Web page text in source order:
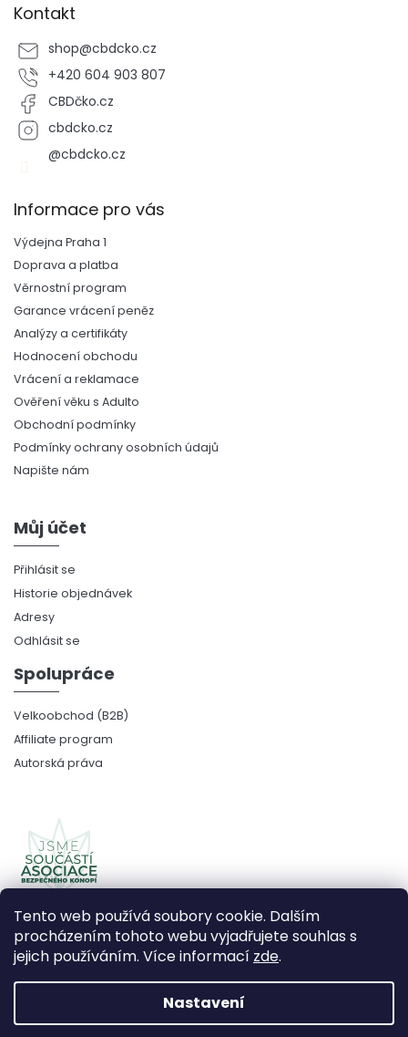
Tento web používá soubory cookie. Dalším
procházením tohoto webu vyjadřujete souhlas s
jejich používáním. Více informací zde.
Nastavení
Kontakt
shop@cbdcko.cz
+420 604 903 807
CBDčko.cz
cbdcko.cz
@cbdcko.cz
Informace pro vás
Výdejna Praha 1
Doprava a platba
Věrnostní program
Garance vrácení peněz
Analýzy a certifikáty
Hodnocení obchodu
Vrácení a reklamace
Ověření věku s Adulto
Obchodní podmínky
Podmínky ochrany osobních údajů
Napište nám
Můj účet
Přihlásit se
Historie objednávek
Adresy
Odhlásit se
Spolupráce
Velkoobchod (B2B)
Affiliate program
Autorská práva
Vytvořil Shoptet Premium